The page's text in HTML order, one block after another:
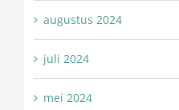
augustus 2024
juli 2024
mei 2024